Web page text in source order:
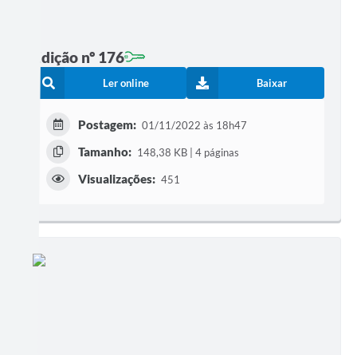
Edição nº 176
Ler online Baixar
Postagem: 01/11/2022 às 18h47
Tamanho: 148,38 KB | 4 páginas
Visualizações: 451